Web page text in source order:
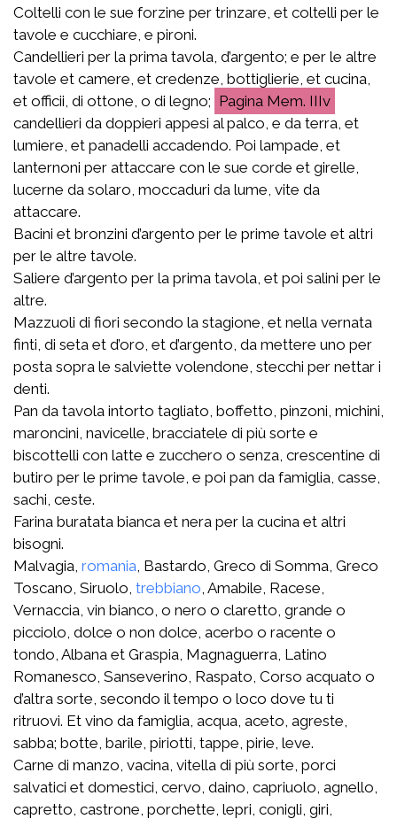
Coltelli con le sue forzine per trinzare, et coltelli per le
tavole e cucchiare, e pironi.
Candellieri per la prima tavola, d’argento; e per le altre
tavole et camere, et credenze, bottiglierie, et cucina,
et officii, di ottone, o di legno;
Mem. IIIv
candellieri da doppieri appesi al palco, e da terra, et
lumiere, et panadelli accadendo. Poi lampade, et
lanternoni per attaccare con le sue corde et girelle,
lucerne da solaro, moccaduri da lume, vite da
attaccare.
Bacini et bronzini d’argento per le prime tavole et altri
per le altre tavole.
Saliere d’argento per la prima tavola, et poi salini per le
altre.
Mazzuoli di fiori secondo la stagione, et nella vernata
finti, di seta et d’oro, et d’argento, da mettere uno per
posta sopra le salviette volendone, stecchi per nettar i
denti.
Pan da tavola intorto tagliato, boffetto, pinzoni, michini,
maroncini, navicelle, bracciatele di più sorte e
biscottelli con latte e zucchero o senza, crescentine di
butiro per le prime tavole, e poi pan da famiglia, casse,
sachi, ceste.
Farina buratata bianca et nera per la cucina et altri
bisogni.
Malvagia, romania , Bastardo, Greco di Somma, Greco
Toscano, Siruolo, trebbiano , Amabile, Racese,
Vernaccia, vin bianco, o nero o claretto, grande o
picciolo, dolce o non dolce, acerbo o racente o
tondo, Albana et Graspia, Magnaguerra, Latino
Romanesco, Sanseverino, Raspato, Corso acquato o
d’altra sorte, secondo il tempo o loco dove tu ti
ritruovi. Et vino da famiglia, acqua, aceto, agreste,
sabba; botte, barile, piriotti, tappe, pirie, leve.
Carne di manzo, vacina, vitella di più sorte, porci
salvatici et domestici, cervo, daino, capriuolo, agnello,
capretto, castrone, porchette, lepri, conigli, giri,